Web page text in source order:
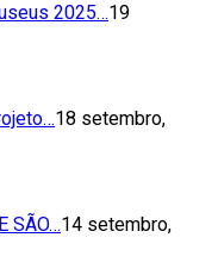
2025…19
18 setembro,
SÃO…14 setembro,